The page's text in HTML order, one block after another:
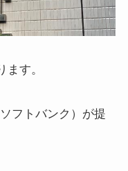
す。
フトバンク）が提